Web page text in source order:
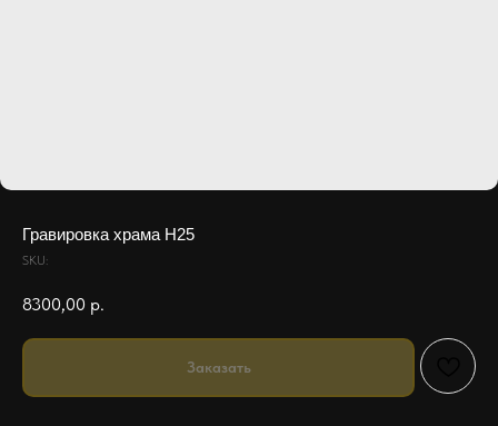
Гравировка храма H25
SKU:
8300,00 р.
Заказать